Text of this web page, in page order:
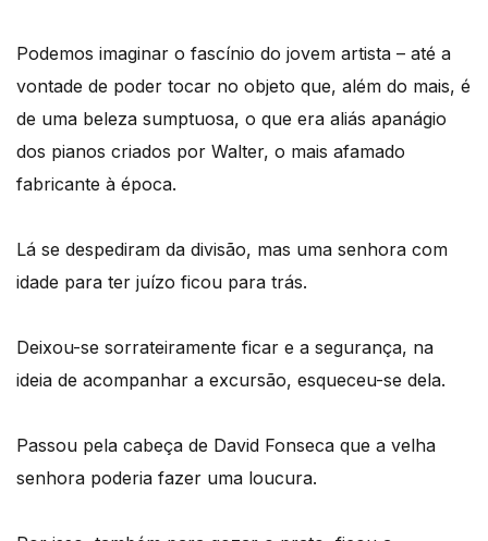
Podemos imaginar o fascínio do jovem artista – até a
vontade de poder tocar no objeto que, além do mais, é
de uma beleza sumptuosa, o que era aliás apanágio
dos pianos criados por Walter, o mais afamado
fabricante à época.
Lá se despediram da divisão, mas uma senhora com
idade para ter juízo ficou para trás.
Deixou-se sorrateiramente ficar e a segurança, na
ideia de acompanhar a excursão, esqueceu-se dela.
Passou pela cabeça de David Fonseca que a velha
senhora poderia fazer uma loucura.